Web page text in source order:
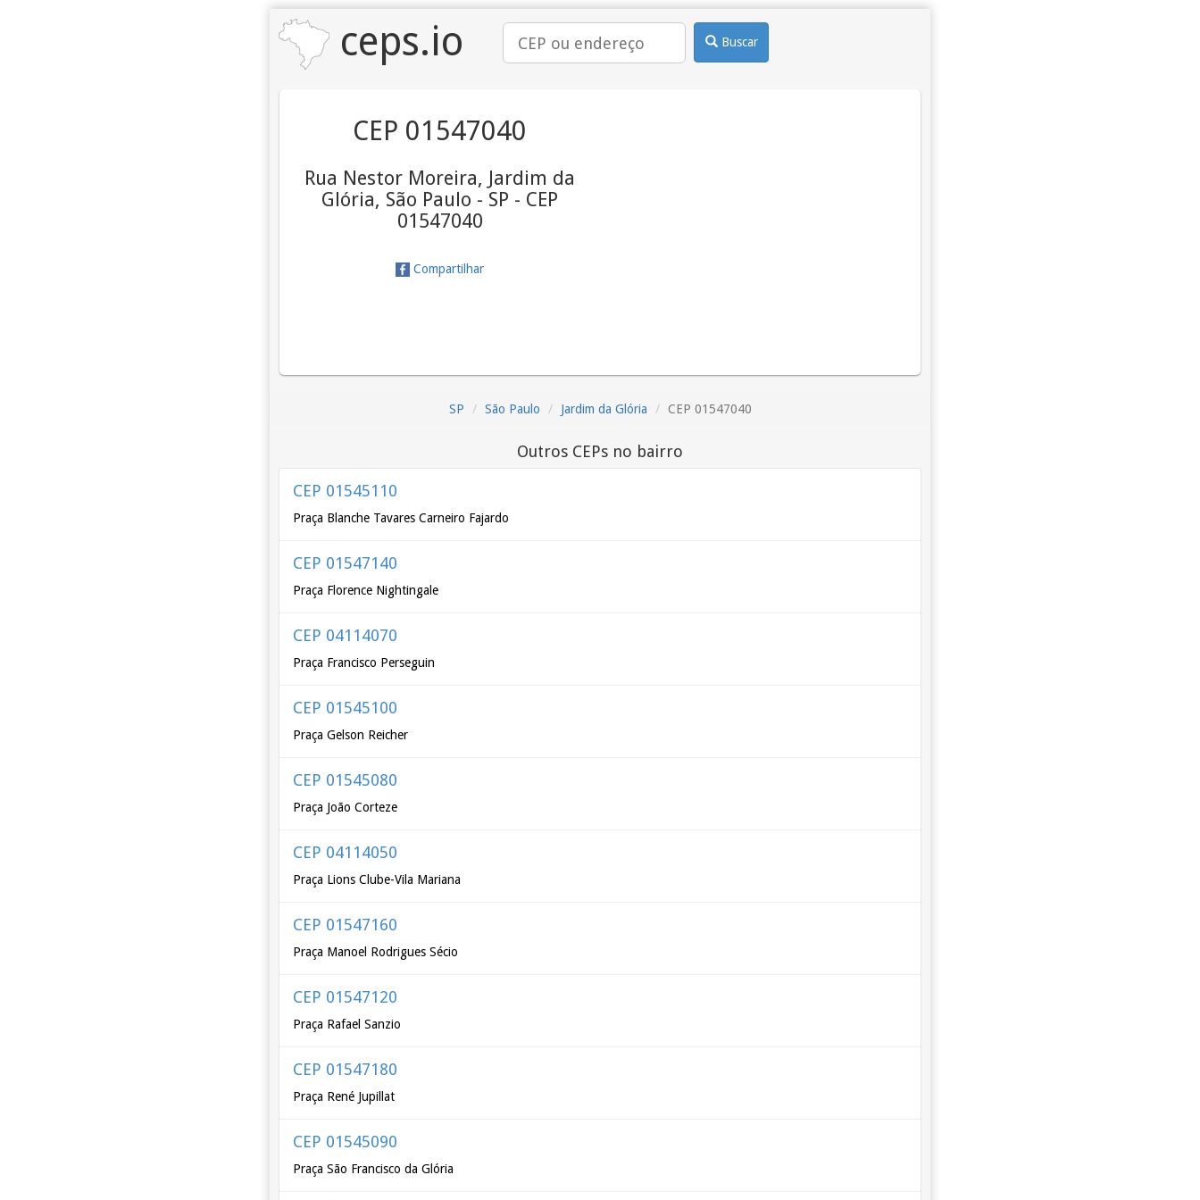
ceps.io Buscar
CEP 01547040
Rua Nestor Moreira, Jardim da
Glória, São Paulo - SP - CEP
01547040
Compartilhar
SP São Paulo Jardim da Glória CEP 01547040
Outros CEPs no bairro
CEP 01545110
Praça Blanche Tavares Carneiro Fajardo
CEP 01547140
Praça Florence Nightingale
CEP 04114070
Praça Francisco Perseguin
CEP 01545100
Praça Gelson Reicher
CEP 01545080
Praça João Corteze
CEP 04114050
Praça Lions Clube-Vila Mariana
CEP 01547160
Praça Manoel Rodrigues Sécio
CEP 01547120
Praça Rafael Sanzio
CEP 01547180
Praça René Jupillat
CEP 01545090
Praça São Francisco da Glória